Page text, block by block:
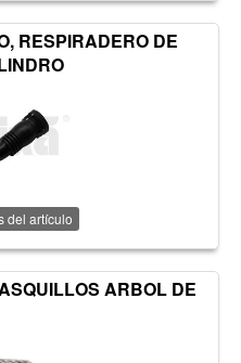
RESPIRADERO DE
del artículo
ARBOL DE